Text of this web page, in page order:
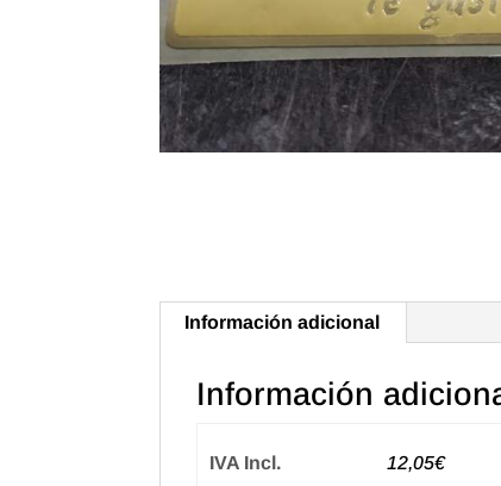
Información adicional
Información
IVA Incl. 12,05€